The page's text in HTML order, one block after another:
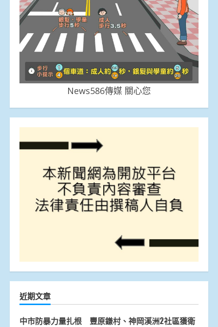
News586傳媒 關心您
近期文章
中市防暴力量扎根 豐原鎌村、神岡溪洲2社區獲衛